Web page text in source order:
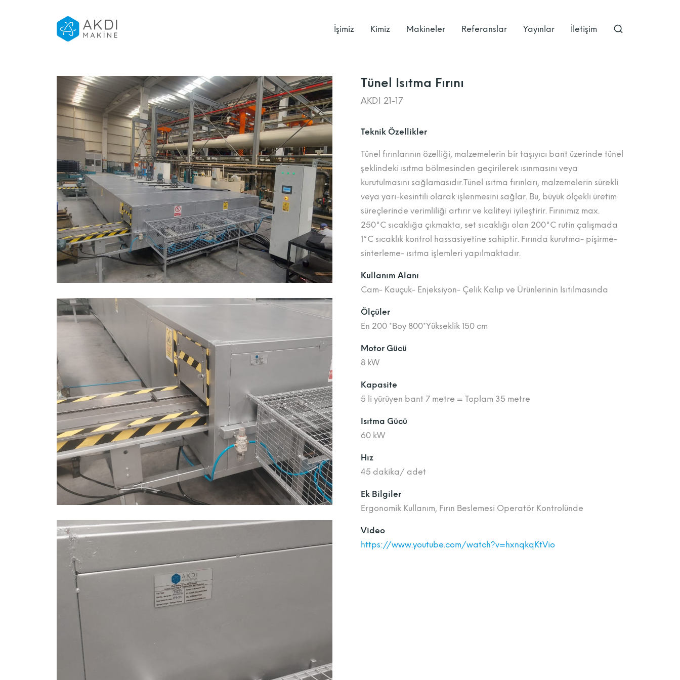
İşimiz Kimiz Makineler Referanslar Yayınlar İletişim
Tünel Isıtma Fırını
AKDI 21-17
Teknik Özellikler
Tünel fırınlarının özelliği, malzemelerin bir taşıyıcı bant üzerinde tünel
şeklindeki ısıtma bölmesinden geçirilerek ısınmasını veya
kurutulmasını sağlamasıdır.Tünel ısıtma fırınları, malzemelerin sürekli
veya yarı-kesintili olarak işlenmesini sağlar. Bu, büyük ölçekli üretim
süreçlerinde verimliliği artırır ve kaliteyi iyileştirir. Fırınımız max.
250°C sıcaklığa çıkmakta, set sıcaklığı olan 200°C rutin çalışmada
1°C sıcaklık kontrol hassasiyetine sahiptir. Fırında kurutma- pişirme-
sinterleme- ısıtma işlemleri yapılmaktadır.
Kullanım Alanı
Cam- Kauçuk- Enjeksiyon- Çelik Kalıp ve Ürünlerinin Isıtılmasında
Ölçüler
En 200 *Boy 800*Yükseklik 150 cm
Motor Gücü
8 kW
Kapasite
5 li yürüyen bant 7 metre = Toplam 35 metre
Isıtma Gücü
60 kW
Hız
45 dakika/ adet
Ek Bilgiler
Ergonomik Kullanım, Fırın Beslemesi Operatör Kontrolünde
Video
https://www.youtube.com/watch?v=hxnqkqKtVio